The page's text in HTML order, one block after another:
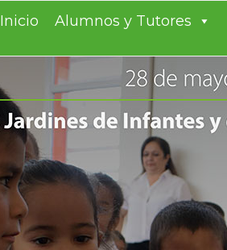
TODOS
Inicio Alumnos y Tutores